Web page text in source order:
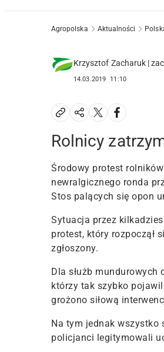
Agropolska Aktualności
Krzysztof Zacharuk |
14.03.2019 11:10
Rolnicy
Środowy protest
newralgicznego ronda
Stos palących się opon
Sytuacja przez
protest, który rozpoczął
zgłoszony.
Dla służb mundurowych
którzy tak szybko
grożono siłową
Na tym jednak wszystko
policjanci legitymowali